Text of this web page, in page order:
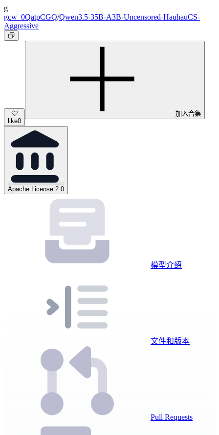
g
gcw_0QatpCGQ/Qwen3.5-35B-A3B-Uncensored-HauhauCS-
Aggressive
like0
加入合集
Apache License 2.0
模型介绍
文件和版本
Pull Requests